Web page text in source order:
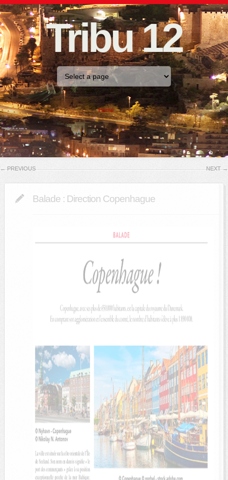
Tribu 12
Home
← PREVIOUS NEXT →
Balade : Direction Copenhague